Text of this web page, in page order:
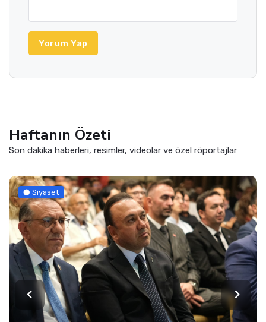
Yorum Yap
Haftanın Özeti
Son dakika haberleri, resimler, videolar ve özel röportajlar
Siyaset